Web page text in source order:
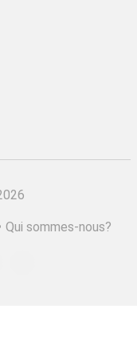
Qui sommes-nous?